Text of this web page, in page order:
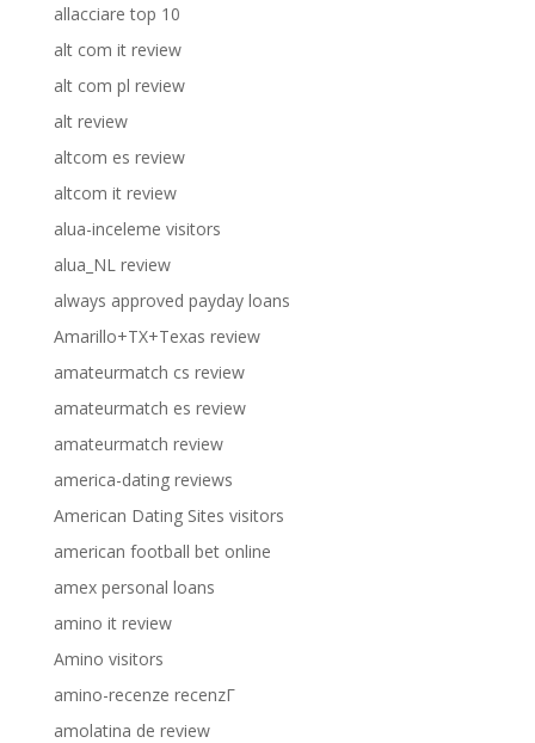
allacciare top 10
alt com it review
alt com pl review
alt review
altcom es review
altcom it review
alua-inceleme visitors
alua_NL review
always approved payday loans
Amarillo+TX+Texas review
amateurmatch cs review
amateurmatch es review
amateurmatch review
america-dating reviews
American Dating Sites visitors
american football bet online
amex personal loans
amino it review
Amino visitors
amino-recenze recenzГ­
amolatina de review